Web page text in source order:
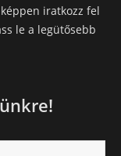
iratkozz fel
le a legütősebb